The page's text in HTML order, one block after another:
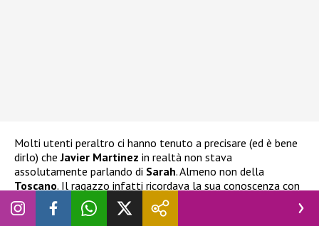
Molti utenti peraltro ci hanno tenuto a precisare (ed è bene
dirlo) cheJavier Martinez in realtà non stava
assolutamente parlando di Sarah. Almeno non della
Toscano. Il ragazzo infatti ricordava la sua conoscenza con
l’ex tronista diUomini e Donne, Sara Tozzi.
comunque mantenuto un buon rapporto e a parlare di lui è